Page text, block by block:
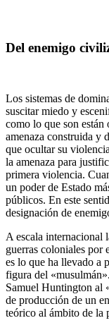
Del enemigo
Los sistemas de
suscitar miedo y
como lo que son están
amenaza construida y
que ocultar su
la amenaza para
primera violencia.
un poder de Estado
públicos. En este
designación de
A escala internacional
guerras coloniales por
es lo que ha llevado a
figura del
Samuel Huntington al
de producción de un
teórico al ámbito de la